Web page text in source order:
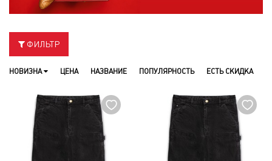
ФИЛЬТР
НОВИЗНА ЦЕНА НАЗВАНИЕ ПОПУЛЯРНОСТЬ ЕСТЬ СКИДКА